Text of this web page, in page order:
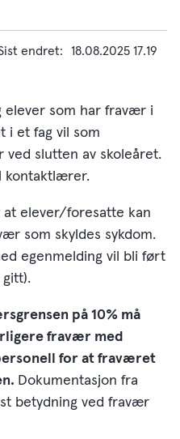
endret 18.08.2025 17.19
elever som har fravær i
i et fag vil som
ved slutten av skoleåret.
kontaktlærer.
at elever/foresatte kan
som skyldes sykdom.
egenmelding vil bli ført
gitt).
på 10% må
fravær med
for at fraværet
Dokumentasjon fra
betydning ved fravær